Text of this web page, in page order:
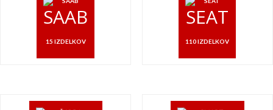
SAAB
15 IZDELKOV
SEAT
110 IZDELKOV